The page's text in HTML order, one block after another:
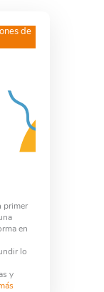
de
primer
en
lo
y